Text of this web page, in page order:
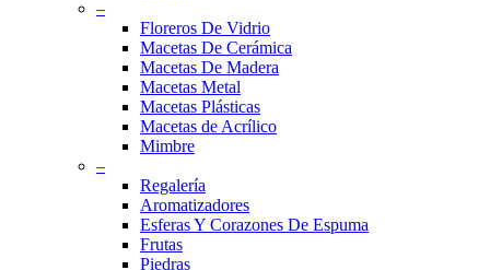
–
Floreros De Vidrio
Macetas De Cerámica
Macetas De Madera
Macetas Metal
Macetas Plásticas
Macetas de Acrílico
Mimbre
–
Regalería
Aromatizadores
Esferas Y Corazones De Espuma
Frutas
Piedras